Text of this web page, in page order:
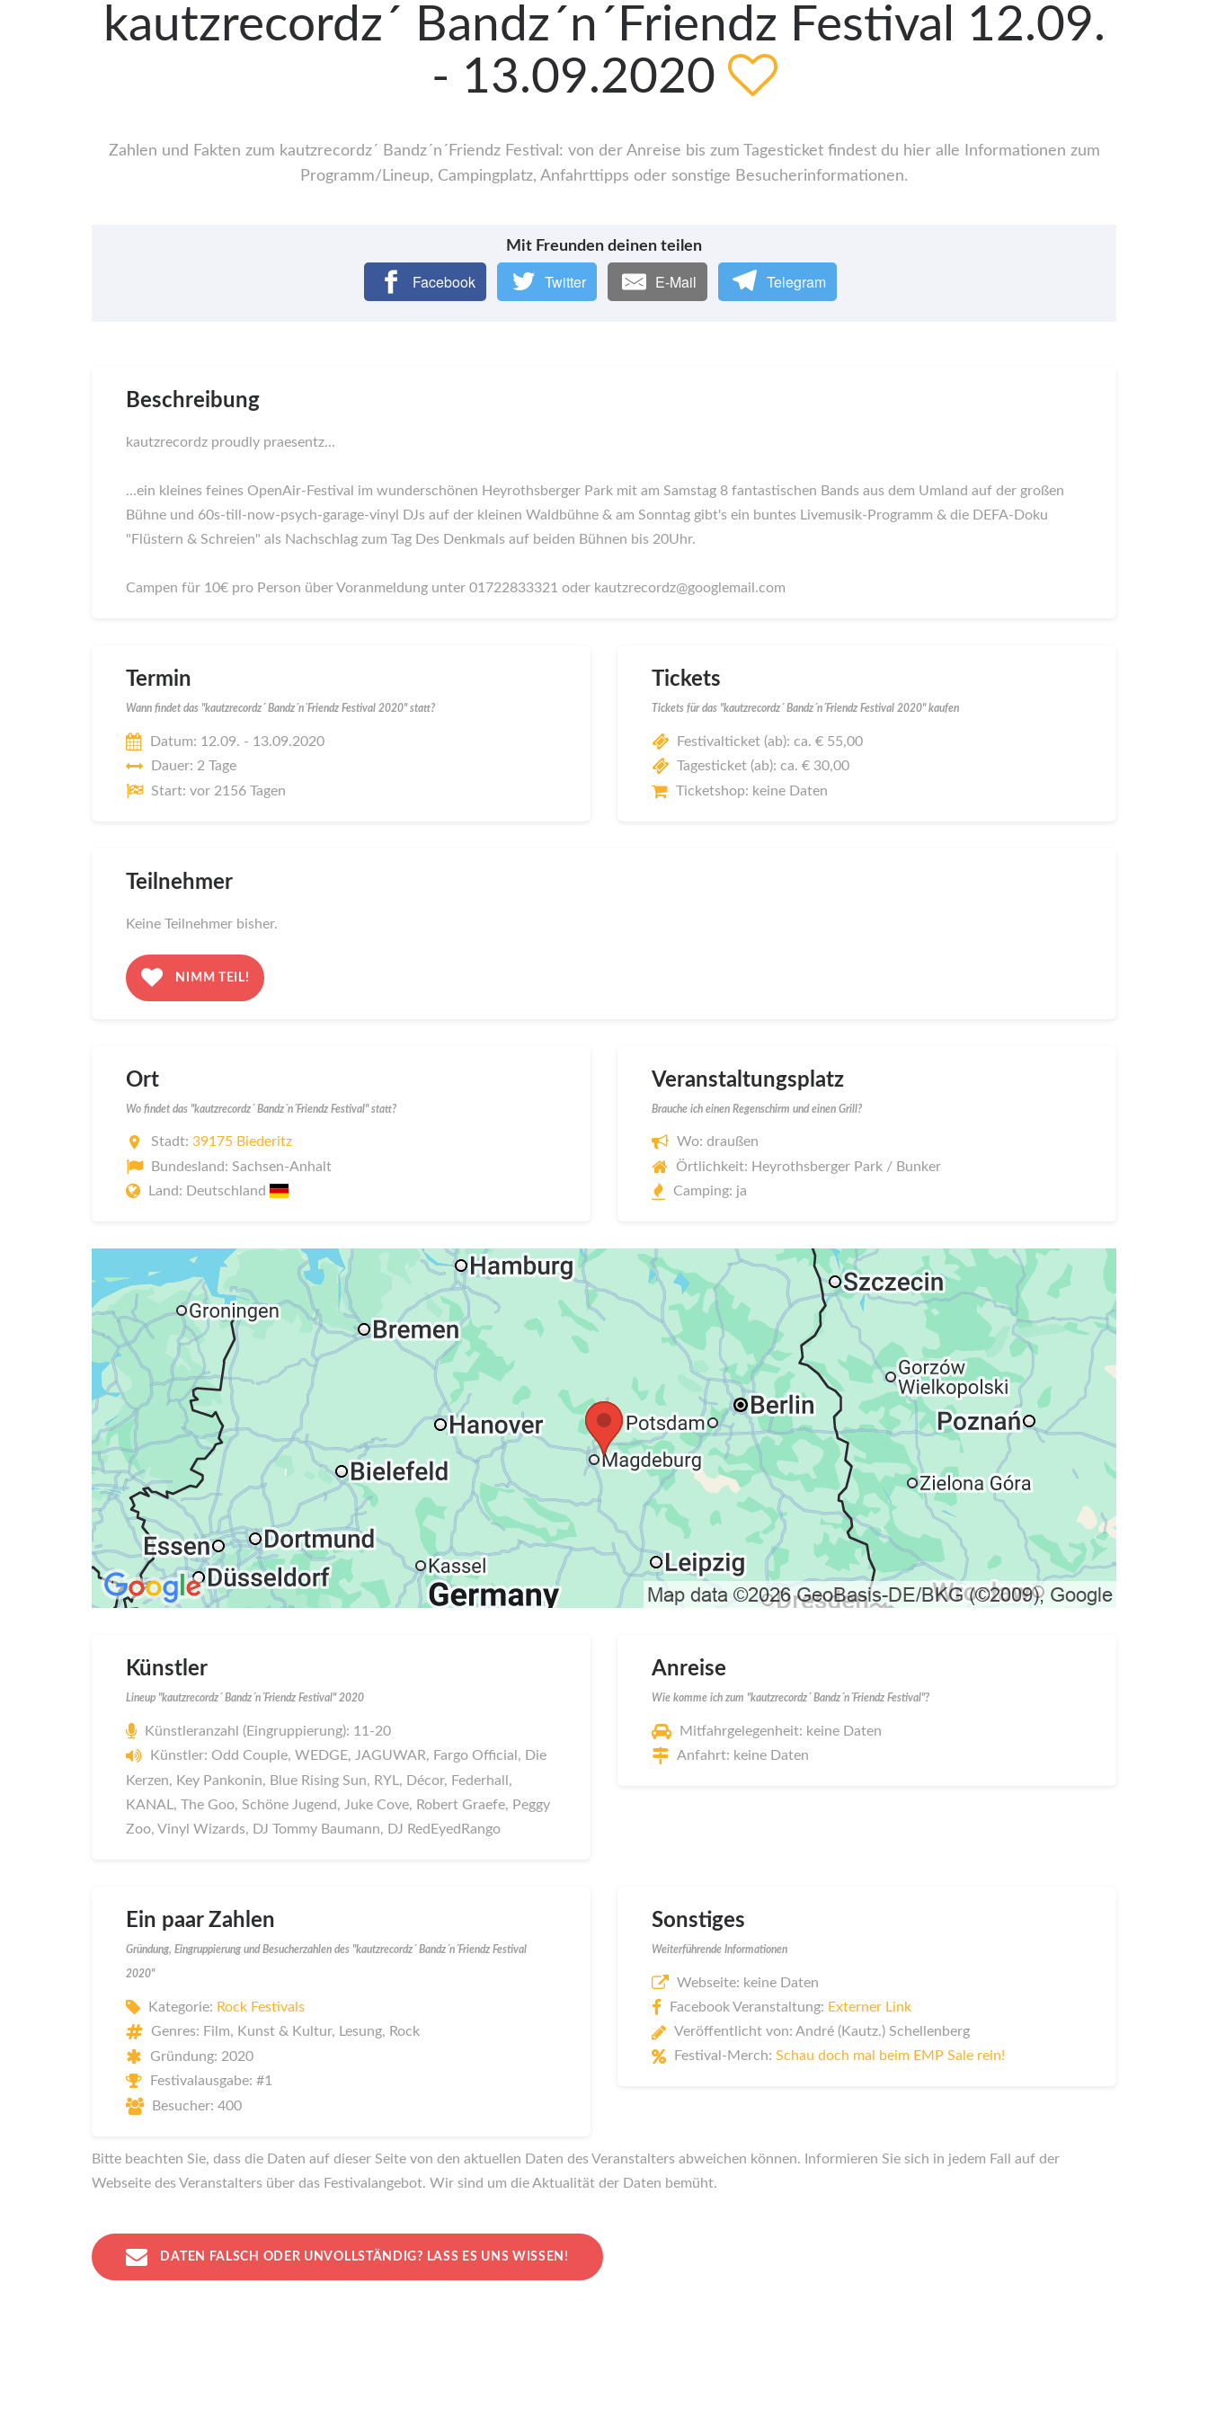
kautzrecordz´ Bandz´n´Friendz Festival 12.09.
- 13.09.2020
Zahlen und Fakten zum kautzrecordz´ Bandz´n´Friendz Festival: von der Anreise bis zum Tagesticket findest du hier alle Informationen zum
Programm/Lineup, Campingplatz, Anfahrttipps oder sonstige Besucherinformationen.
Mit Freunden deinen teilen
Facebook Twitter E-Mail Telegram
Beschreibung
kautzrecordz proudly praesentz...
...ein kleines feines OpenAir-Festival im wunderschönen Heyrothsberger Park mit am Samstag 8 fantastischen Bands aus dem Umland auf der großen
Bühne und 60s-till-now-psych-garage-vinyl DJs auf der kleinen Waldbühne & am Sonntag gibt's ein buntes Livemusik-Programm & die DEFA-Doku
"Flüstern & Schreien" als Nachschlag zum Tag Des Denkmals auf beiden Bühnen bis 20Uhr.
Campen für 10€ pro Person über Voranmeldung unter 01722833321 oder kautzrecordz@googlemail.com
Termin
Wann findet das "kautzrecordz´ Bandz´n´Friendz Festival 2020" statt?
Datum: 12.09. - 13.09.2020
Dauer: 2 Tage
Start: vor 2156 Tagen
Tickets
Tickets für das "kautzrecordz´ Bandz´n´Friendz Festival 2020" kaufen
Festivalticket (ab): ca. € 55,00
Tagesticket (ab): ca. € 30,00
Ticketshop: keine Daten
Teilnehmer
Keine Teilnehmer bisher.
NIMM TEIL!
Ort
Wo findet das "kautzrecordz´ Bandz´n´Friendz Festival" statt?
Stadt: 39175 Biederitz
Bundesland: Sachsen-Anhalt
Land: Deutschland
Veranstaltungsplatz
Brauche ich einen Regenschirm und einen Grill?
Wo: draußen
Örtlichkeit: Heyrothsberger Park / Bunker
Camping: ja
Künstler
Lineup "kautzrecordz´ Bandz´n´Friendz Festival" 2020
Künstleranzahl (Eingruppierung): 11-20
Künstler: Odd Couple, WEDGE, JAGUWAR, Fargo Official, Die
Kerzen, Key Pankonin, Blue Rising Sun, RYL, Décor, Federhall,
KANAL, The Goo, Schöne Jugend, Juke Cove, Robert Graefe, Peggy
Zoo, Vinyl Wizards, DJ Tommy Baumann, DJ RedEyedRango
Anreise
Wie komme ich zum "kautzrecordz´ Bandz´n´Friendz Festival"?
Mitfahrgelegenheit: keine Daten
Anfahrt: keine Daten
Ein paar Zahlen
Gründung, Eingruppierung und Besucherzahlen des "kautzrecordz´ Bandz´n´Friendz Festival
2020"
Kategorie: Rock Festivals
Genres: Film, Kunst & Kultur, Lesung, Rock
Gründung: 2020
Festivalausgabe: #1
Besucher: 400
Sonstiges
Weiterführende Informationen
Webseite: keine Daten
Facebook Veranstaltung: Externer Link
Veröffentlicht von: André (Kautz.) Schellenberg
Festival-Merch: Schau doch mal beim EMP Sale rein!
Bitte beachten Sie, dass die Daten auf dieser Seite von den aktuellen Daten des Veranstalters abweichen können. Informieren Sie sich in jedem Fall auf der
Webseite des Veranstalters über das Festivalangebot. Wir sind um die Aktualität der Daten bemüht.
DATEN FALSCH ODER UNVOLLSTÄNDIG? LASS ES UNS WISSEN!